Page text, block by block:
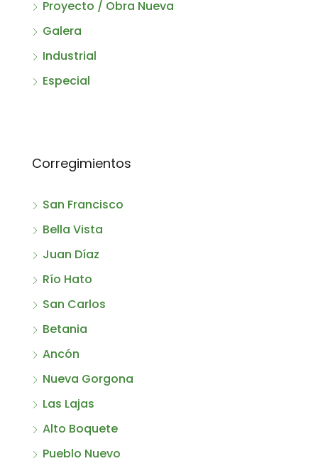
Proyecto / Obra Nueva
Galera
Industrial
Especial
Corregimientos
San Francisco
Bella Vista
Juan Díaz
Río Hato
San Carlos
Betania
Ancón
Nueva Gorgona
Las Lajas
Alto Boquete
Pueblo Nuevo